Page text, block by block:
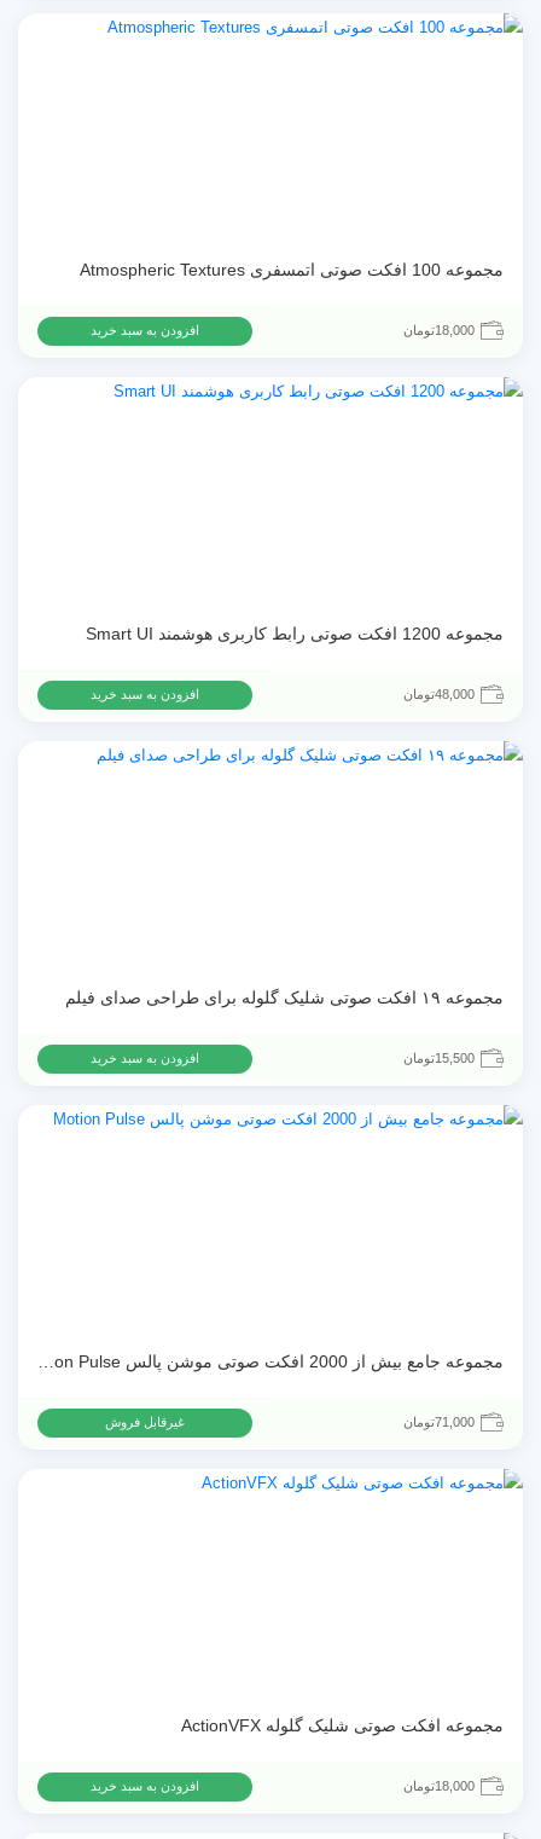
مجموعه 100 افکت صوتی اتمسفری Atmospheric Textures
18,000تومان افزودن به سبد خرید
مجموعه 1200 افکت صوتی رابط کاربری هوشمند Smart UI
48,000تومان افزودن به سبد خرید
مجموعه ۱۹ افکت صوتی شلیک گلوله برای طراحی صدای فیلم
15,500تومان افزودن به سبد خرید
71,000تومان غیرقابل فروش
مجموعه افکت صوتی شلیک گلوله ActionVFX
18,000تومان افزودن به سبد خرید